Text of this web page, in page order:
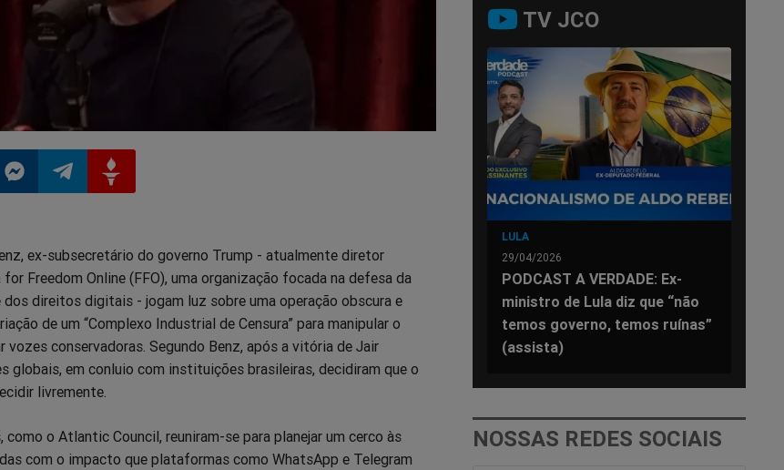
no
no
Telegram
no
Gettr
ex-subsecretário do governo Trump - atualmente diretor
Freedom Online (FFO), uma organização focada na defesa da
dos direitos digitais - jogam luz sobre uma operação obscura e
de um “Complexo Industrial de Censura” para manipular o
vozes conservadoras. Segundo Benz, após a vitória de Jair
globais, em conluio com instituições brasileiras, decidiram que o
livremente.
como o Atlantic Council, reuniram-se para planejar um cerco às
com o impacto que plataformas como WhatsApp e Telegram
TV JCO
LULA
29/04/2026
PODCAST A VERDADE: Ex-
ministro de Lula diz que “não
temos governo, temos ruínas”
(assista)
NOSSAS REDES SOCIAIS